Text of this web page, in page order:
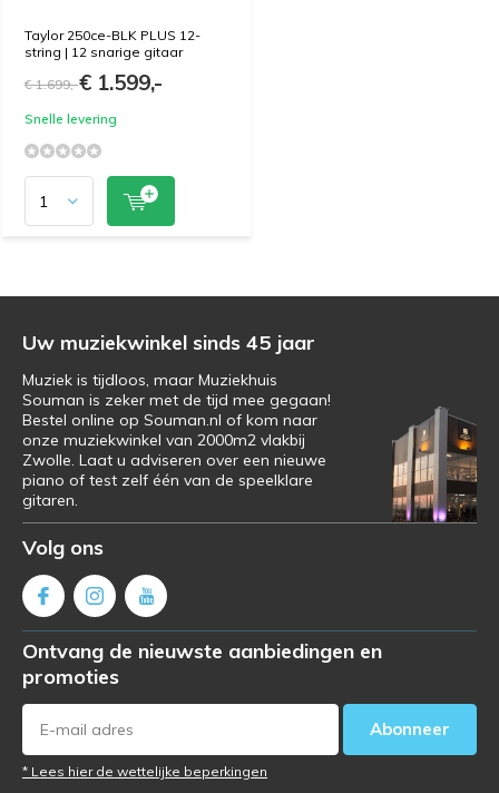
Taylor 250ce-BLK PLUS 12-
string | 12 snarige gitaar
€ 1.699,-€ 1.599,-
Snelle levering
Uw muziekwinkel sinds 45 jaar
Muziek is tijdloos, maar Muziekhuis
Souman is zeker met de tijd mee gegaan!
Bestel online op Souman.nl of kom naar
onze muziekwinkel van 2000m2 vlakbij
Zwolle. Laat u adviseren over een nieuwe
piano of test zelf één van de speelklare
gitaren.
Volg ons
Ontvang de nieuwste aanbiedingen en
promoties
Abonneer
* Lees hier de wettelijke beperkingen